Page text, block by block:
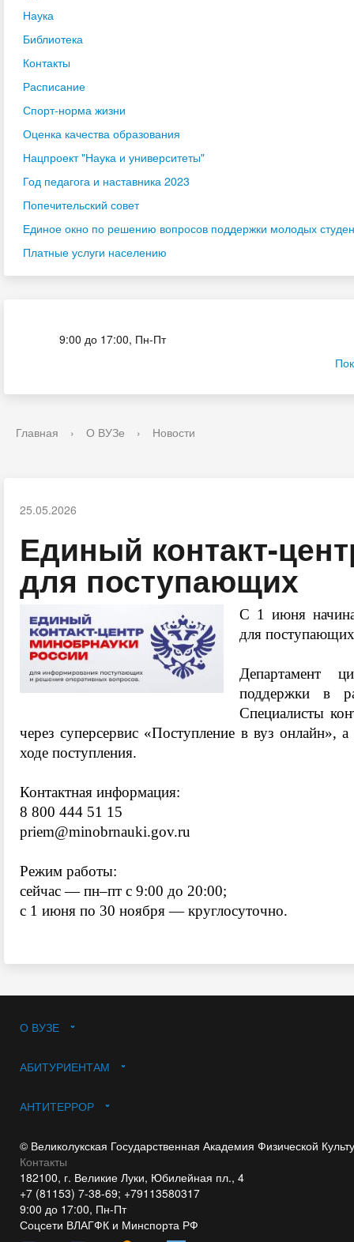
Наука
Библиотека
Контакты
Расписание
Спорт-норма жизни
Оценка качества образования
Нацпроект "Наука и университеты"
Год педагога и наставника 2023
Попечительский совет
Единое окно по решению вопросов поддержки молодых
Платные услуги населению
9:00 до 17:00, Пн-Пт
Главная › О ВУЗе › Новости
25.05.2026
Единый контакт-
для поступающих
С 1 июня
для поступающих
Департамент
поддержки в
Специалисты
через суперсервис «Поступление в вуз онлайн»,
ходе поступления.
Контактная информация:
8 800 444 51 15
priem@minobrnauki.gov.ru
Режим работы:
сейчас — пн–пт с 9:00 до 20:00;
с 1 июня по 30 ноября — круглосуточно.
О ВУЗЕ
АБИТУРИЕНТАМ
АНТИТЕРРОР
© Великолукская Государственная Академия Физической
Контакты
182100, г. Великие Луки, Юбилейная пл., 4
+7 (81153) 7-38-69; +79113580317
9:00 до 17:00, Пн-Пт
Соцсети ВЛАГФК и Минспорта РФ